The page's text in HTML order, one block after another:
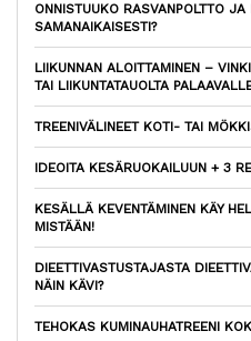
ONNISTUUKO RASVANPOLTTO
SAMANAIKAISESTI?
LIIKUNNAN ALOITTAMINEN –
TAI LIIKUNTATAUOLTA
TREENIVÄLINEET KOTI- TAI
IDEOITA KESÄRUOKAILUUN + 3
KESÄLLÄ KEVENTÄMINEN KÄY
MISTÄÄN!
DIEETTIVASTUSTAJASTA
NÄIN KÄVI?
TEHOKAS KUMINAUHATREENI